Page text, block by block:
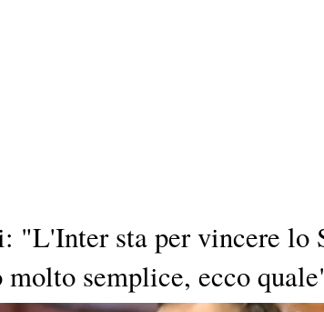
"L'Inter sta per vincere lo
semplice, ecco